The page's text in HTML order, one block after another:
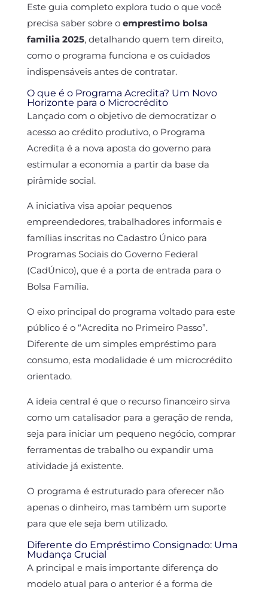
Este guia completo explora tudo o que você
precisa saber sobre o emprestimo bolsa
familia 2025, detalhando quem tem direito,
como o programa funciona e os cuidados
indispensáveis antes de contratar.
O que é o Programa Acredita? Um Novo
Horizonte para o Microcrédito
Lançado com o objetivo de democratizar o
acesso ao crédito produtivo, o Programa
Acredita é a nova aposta do governo para
estimular a economia a partir da base da
pirâmide social.
A iniciativa visa apoiar pequenos
empreendedores, trabalhadores informais e
famílias inscritas no Cadastro Único para
Programas Sociais do Governo Federal
(CadÚnico), que é a porta de entrada para o
Bolsa Família.
O eixo principal do programa voltado para este
público é o “Acredita no Primeiro Passo”.
Diferente de um simples empréstimo para
consumo, esta modalidade é um microcrédito
orientado.
A ideia central é que o recurso financeiro sirva
como um catalisador para a geração de renda,
seja para iniciar um pequeno negócio, comprar
ferramentas de trabalho ou expandir uma
atividade já existente.
O programa é estruturado para oferecer não
apenas o dinheiro, mas também um suporte
para que ele seja bem utilizado.
Diferente do Empréstimo Consignado: Uma
Mudança Crucial
A principal e mais importante diferença do
modelo atual para o anterior é a forma de